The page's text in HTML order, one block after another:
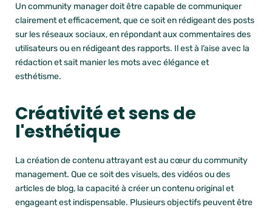
Un community manager doit être capable de communiquer
clairement et efficacement, que ce soit en rédigeant des posts
sur les réseaux sociaux, en répondant aux commentaires des
utilisateurs ou en rédigeant des rapports. Il est à l’aise avec la
rédaction et sait manier les mots avec élégance et
esthétisme.
Créativité et sens de
l'esthétique
La création de contenu attrayant est au cœur du community
management. Que ce soit des visuels, des vidéos ou des
articles de blog, la capacité à créer un contenu original et
engageant est indispensable. Plusieurs objectifs peuvent être